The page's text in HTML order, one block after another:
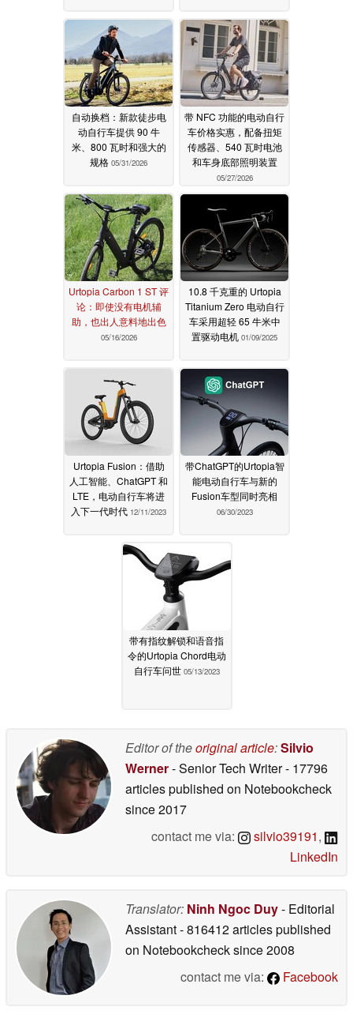
自动换档：新款徒步电
动自行车提供 90 牛
米、800 瓦时和强大的
规格 05/31/2026
带 NFC 功能的电动自行
车价格实惠，配备扭矩
传感器、540 瓦时电池
和车身底部照明装置
05/27/2026
Urtopia Carbon 1 ST 评
论：即使没有电机辅
助，也出人意料地出色
05/16/2026
10.8 千克重的 Urtopia
Titanium Zero 电动自行
车采用超轻 65 牛米中
置驱动电机 01/09/2025
Urtopia Fusion：借助
人工智能、ChatGPT 和
LTE，电动自行车将进
入下一代时代 12/11/2023
带ChatGPT的Urtopia智
能电动自行车与新的
Fusion车型同时亮相
06/30/2023
带有指纹解锁和语音指
令的Urtopia Chord电动
自行车问世 05/13/2023
Editor of theoriginal article:Silvio
Werner- Senior Tech Writer- 17796
articles published on Notebookcheck
since 2017
contact me via:
silvio39191,
LinkedIn
Translator: Ninh Ngoc Duy- Editorial
Assistant- 816412 articles published
on Notebookchecksince 2008
contact me via:
Facebook